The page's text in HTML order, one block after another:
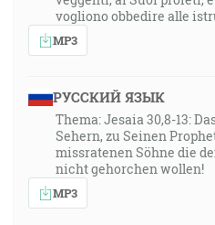
vogliono obbedire alle
MP3
РУССКИЙ ЯЗЫК
Thema: Jesaia 30,8-13:
Sehern, zu Seinen
missratenen Söhne die
nicht gehorchen wollen!
MP3